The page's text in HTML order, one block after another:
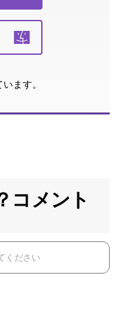
ます。
コメント
ください